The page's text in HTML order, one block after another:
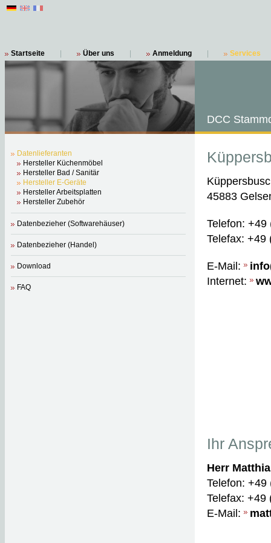
Startseite Über uns Anmeldung Services
Datenlieferanten
Hersteller Küchenmöbel
Hersteller Bad / Sanitär
Hersteller E-Geräte
Hersteller Arbeitsplatten
Hersteller Zubehör
Datenbezieher (Softwarehäuser)
Datenbezieher (Handel)
Download
FAQ
DCC
45883
Telefon: +49
Telefax: +49
E-Mail:
Internet:
Ihr
Herr
Telefon: +49
Telefax: +49
E-Mail: